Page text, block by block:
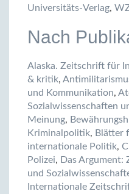
Universitäts-Verlag,
Nach
Alaska. Zeitschrift für
& kritik,
und Kommunikation,
Sozialwissenschaften
Meinung,
Kriminalpolitik, Blätter
internationale Politik,
Polizei, Das
und
Internationale